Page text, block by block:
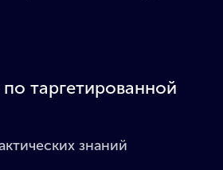
таргетированной
знаний